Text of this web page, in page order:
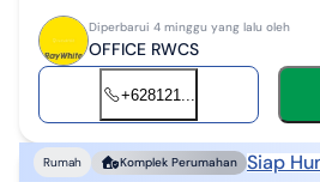
Diperbarui 4 minggu yang lalu oleh
OFFICE RWCS
+628121...
Rumah Komplek Perumahan Siap